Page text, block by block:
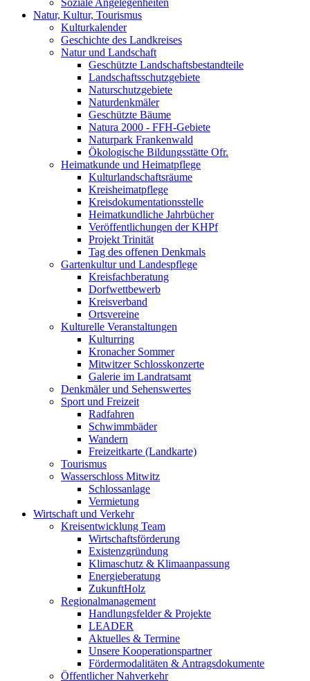
Soziale Angelegenheiten
Natur, Kultur, Tourismus
Kulturkalender
Geschichte des Landkreises
Natur und Landschaft
Geschützte Landschaftsbestandteile
Landschaftsschutzgebiete
Naturschutzgebiete
Naturdenkmäler
Geschützte Bäume
Natura 2000 - FFH-Gebiete
Naturpark Frankenwald
Ökologische Bildungsstätte Ofr.
Heimatkunde und Heimatpflege
Kulturlandschaftsräume
Kreisheimatpflege
Kreisdokumentationsstelle
Heimatkundliche Jahrbücher
Veröffentlichungen der KHPf
Projekt Trinität
Tag des offenen Denkmals
Gartenkultur und Landespflege
Kreisfachberatung
Dorfwettbewerb
Kreisverband
Ortsvereine
Kulturelle Veranstaltungen
Kulturring
Kronacher Sommer
Mitwitzer Schlosskonzerte
Galerie im Landratsamt
Denkmäler und Sehenswertes
Sport und Freizeit
Radfahren
Schwimmbäder
Wandern
Freizeitkarte (Landkarte)
Tourismus
Wasserschloss Mitwitz
Schlossanlage
Vermietung
Wirtschaft und Verkehr
Kreisentwicklung Team
Wirtschaftsförderung
Existenzgründung
Klimaschutz & Klimaanpassung
Energieberatung
ZukunftHolz
Regionalmanagement
Handlungsfelder & Projekte
LEADER
Aktuelles & Termine
Unsere Kooperationspartner
Fördermodalitäten & Antragsdokumente
Öffentlicher Nahverkehr